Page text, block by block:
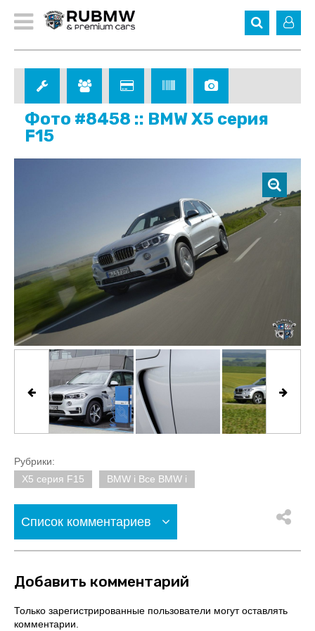
Фото #8458 :: BMW X5 серия
F15
Рубрики:
X5 серия F15
BMW i Все BMW i
Список комментариев
Добавить комментарий
Только зарегистрированные пользователи могут оставлять
комментарии.